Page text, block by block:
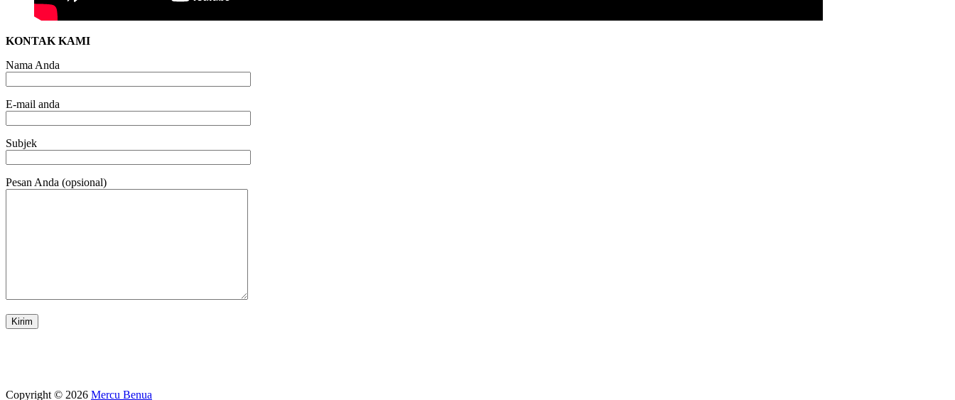
KONTAK KAMI
Nama Anda
E-mail anda
Subjek
Pesan Anda (opsional)
Copyright © 2026 Mercu Benua